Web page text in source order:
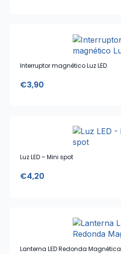
Interruptor magnético Luz LED
€3,90
Luz LED – Mini spot
€4,20
Lanterna LED Redonda Magnética